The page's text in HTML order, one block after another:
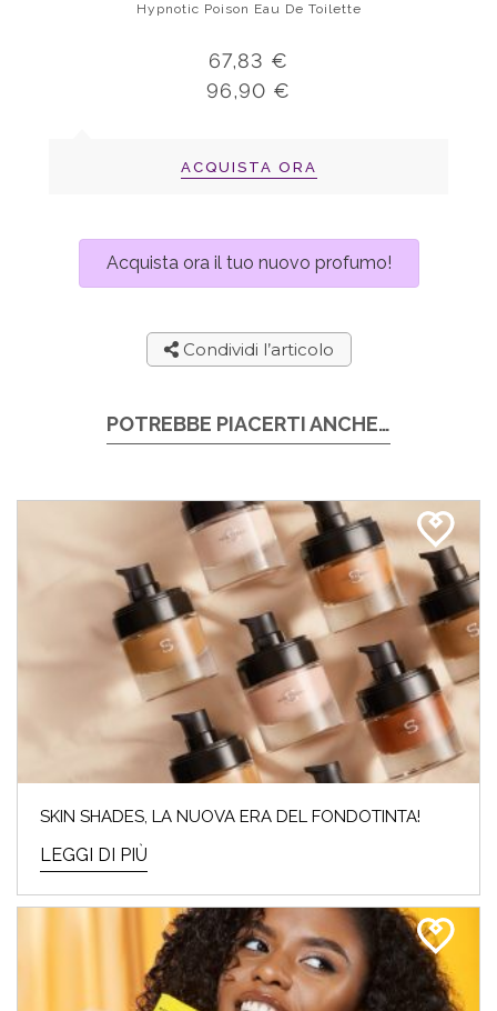
Hypnotic Poison Eau De Toilette
67,83 €
96,90 €
ACQUISTA ORA
Acquista ora il tuo nuovo profumo!
Condividi l’articolo
POTREBBE PIACERTI ANCHE…
SKIN SHADES, LA NUOVA ERA DEL FONDOTINTA!
LEGGI DI PIÙ